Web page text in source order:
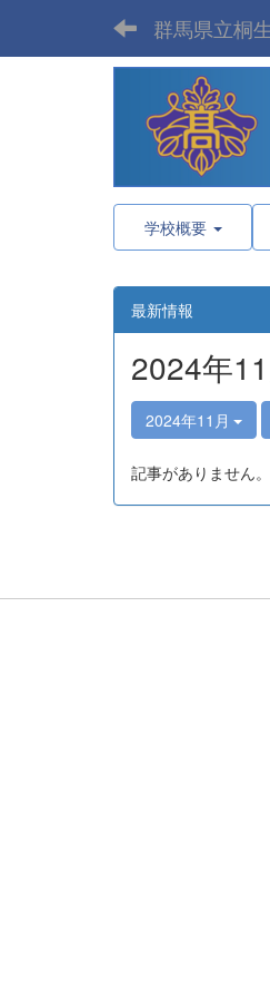
群馬県立桐
学校概要
最新情報
2024年
2024年11月
記事がありません。